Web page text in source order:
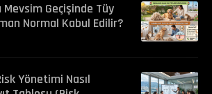
Geçişinde Tüy
Normal Kabul Edilir?
Yönetimi Nasıl